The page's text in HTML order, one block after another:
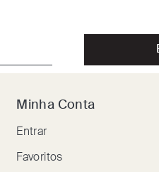
Minha Conta
Entrar
Favoritos